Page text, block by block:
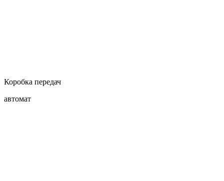
Коробка передач
автомат